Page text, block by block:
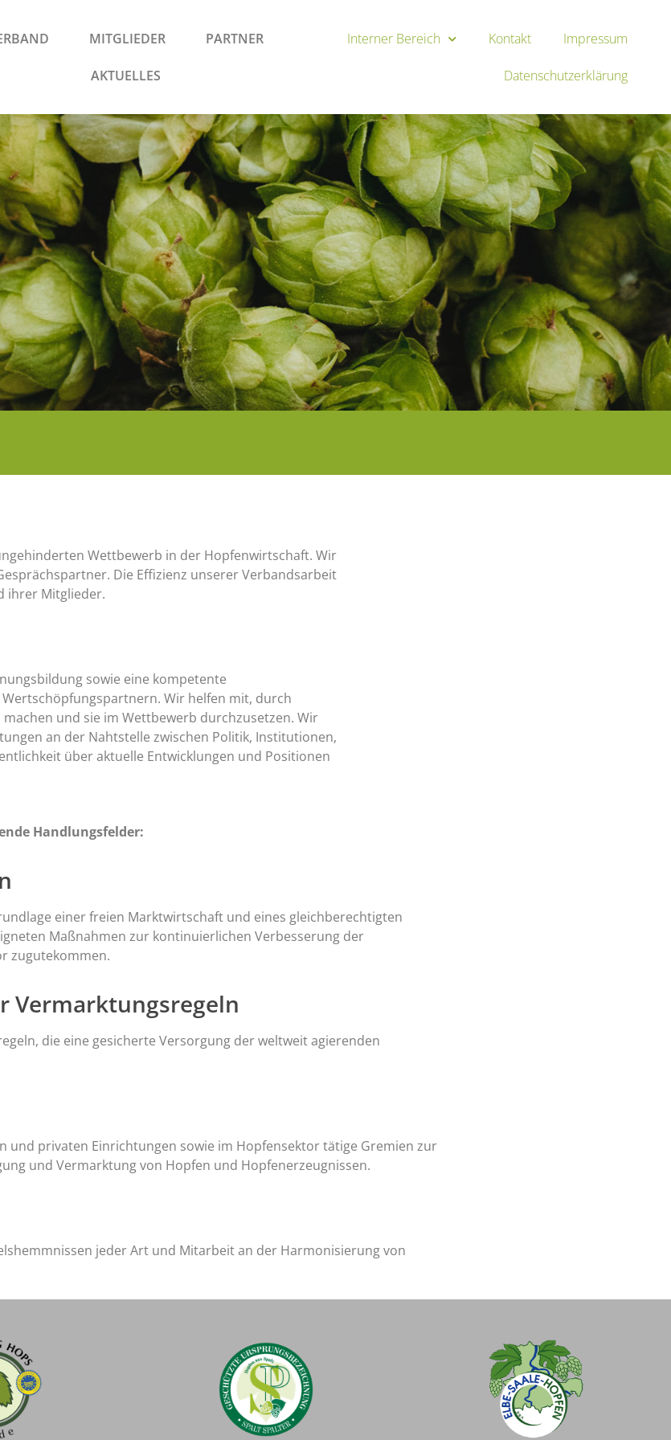
MITGLIEDER PARTNER
AKTUELLES
Interner Bereich Kontakt Impressum
Datenschutzerklärung
Wettbewerb in der Hopfenwirtschaft. Wir
Die Effizienz unserer Verbandsarbeit
ihrer Mitglieder.
sowie eine kompetente
Wir helfen mit, durch
und sie im Wettbewerb durchzusetzen. Wir
an der Nahtstelle zwischen Politik, Institutionen,
über aktuelle Entwicklungen und Positionen
Handlungsfelder:
einer freien Marktwirtschaft und eines gleichberechtigten
Maßnahmen zur kontinuierlichen Verbesserung der
zugutekommen.
Vermarktungsregeln
die eine gesicherte Versorgung der weltweit agierenden
privaten Einrichtungen sowie im Hopfensektor tätige Gremien zur
und Vermarktung von Hopfen und Hopfenerzeugnissen.
jeder Art und Mitarbeit an der Harmonisierung von